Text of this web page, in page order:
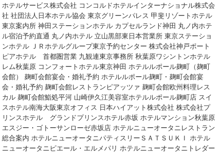
ホテルサービス株式会社 コンコルドホテルインターナショナル株式会
社 社団法人日本ホテル協会 東京グリーンパレス 甲斐リゾートホテル
東京案内所 神田ステーションホテル カプセルランド神田 丸ノ内ホテ
ル宿泊予約直通 丸ノ内ホテル 立山黒部東日本営業所 東京ステーショ
ンホテル ＪＲホテルグループ東京予約センター 株式会社神戸ポート
ピアホテル 首都圏営業 九観連東京事務所 秋葉原ワシントンホテル
レム秋葉原 コンフォートホテル東京神田 ホテルルポール麹町（麹町
会館） 麹町会館宴会・婚礼予約 ホテルルポール麹町・麹町会館宴
会・婚礼予約 麹町会館レストランピアッツァ 麹町会館欧州料理レス
カル 麹町会館鮨処平河 山崎伊久江美容室ホテルルポール麹町店 スイ
スホテル南海大阪東京オフィス 日本ハイアット株式会社 株式会社プ
リンスホテル グランドプリンスホテル赤坂 ホテルマンション秋葉原
エスジー・ゴトーサンローゼ赤坂店 ホテルニューオータニレストラン
総合案内 ホテルニューオータニパティスリーＳＡＴＳＵＫＩ ホテル
ニューオータニピエール・エルメパリ ホテルニューオータニトレダー